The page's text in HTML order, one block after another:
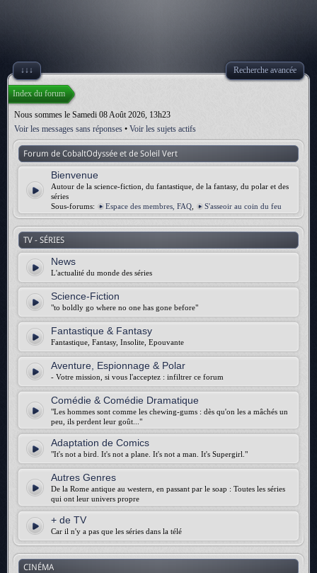
↓↓↓ Recherche avancée
Index du forum
Nous sommes le Samedi 08 Août 2026, 13h23
Voir les messages sans réponses • Voir les sujets actifs
Forum de CobaltOdyssée et de Soleil Vert
Bienvenue
Autour de la science-fiction, du fantastique, de la fantasy, du polar et des
séries
Sous-forums:
Espace des membres, FAQ S'asseoir au coin du feu
TV - SÉRIES
News
L'actualité du monde des séries
Science-Fiction
"to boldly go where no one has gone before"
Fantastique & Fantasy
Fantastique, Fantasy, Insolite, Epouvante
Aventure, Espionnage & Polar
- Votre mission, si vous l'acceptez : infiltrer ce forum
Comédie & Comédie Dramatique
"Les hommes sont comme les chewing-gums : dès qu'on les a mâchés un
peu, ils perdent leur goût..."
Adaptation de Comics
"It's not a bird. It's not a plane. It's not a man. It's Supergirl."
Autres Genres
De la Rome antique au western, en passant par le soap : Toutes les séries
qui ont leur univers propre
+ de TV
Car il n'y a pas que les séries dans la télé
CINÉMA